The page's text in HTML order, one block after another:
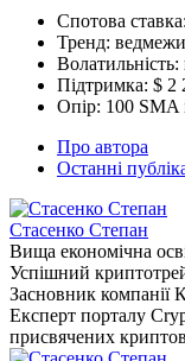
Спотова
Тренд:
Волатильність:
Підтримка: $ 2
Опір: 100 SMA
Про автора
Останні
Стасенко Степан
Вища економічна
Успішний
Засновник компанії
Експерт порталу
присвячених